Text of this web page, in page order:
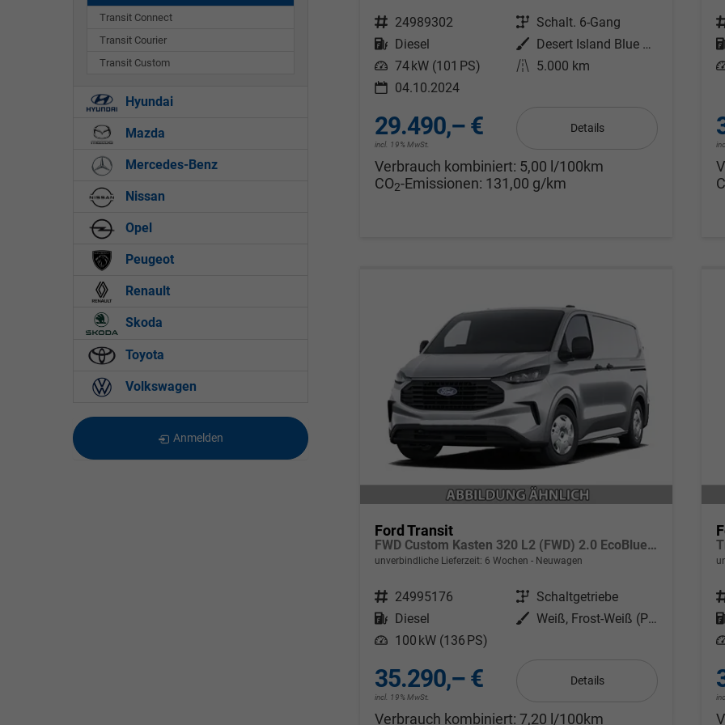
Fahrzeugnr. 24989302 Getriebe Schalt. 6-Gang
Kraftstoff Diesel Außenfarbe
Desert Island Blue Metallic
Leistung 74 kW (101 PS) Kilometerstand 5.000 km
04.10.2024
29.490,– €
incl. 19% MwSt.
Details
Verbrauch kombiniert: 5,00 l/100km
CO2-Emissionen: 131,00 g/km
Ford Transit
FWD Custom Kasten 320 L2 (FWD) 2.0 EcoBlue 100kW (136 PS) 6-Gang Schaltgetriebe
unverbindliche Lieferzeit: 6 Wochen Neuwagen
Fahrzeugnr. 24995176 Getriebe Schaltgetriebe
Kraftstoff Diesel Außenfarbe
Weiß, Frost-Weiß (PN3GZ0)
Leistung 100 kW (136 PS)
35.290,– €
incl. 19% MwSt.
Details
Verbrauch kombiniert: 7,20 l/100km
Transit Connect
Transit Courier
Transit Custom
Hyundai
Mazda
Mercedes-Benz
Nissan
Opel
Peugeot
Renault
Skoda
Toyota
Volkswagen
Anmelden